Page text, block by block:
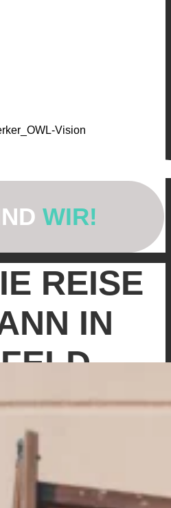
WIR!
REISE
IN
…